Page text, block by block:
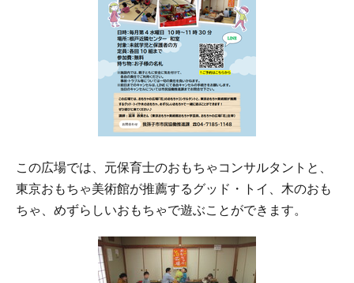
この広場では、元保育士のおもちゃコンサルタントと、
東京おもちゃ美術館が推薦するグッド・トイ、木のおも
ちゃ、めずらしいおもちゃで遊ぶことができます。